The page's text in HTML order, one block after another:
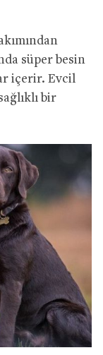
süper besin
içerir. Evcil
bir